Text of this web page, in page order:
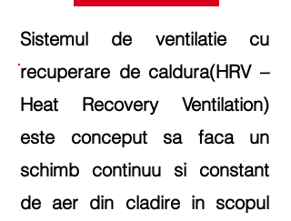
Sistemul de ventilatie cu
recuperare de caldura(HRV –
Heat Recovery Ventilation)
este conceput sa faca un
schimb continuu si constant
de aer din cladire in scopul